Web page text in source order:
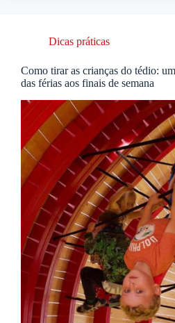
Dicas práticas
Como tirar as crianças do tédio:
das férias aos finais de semana